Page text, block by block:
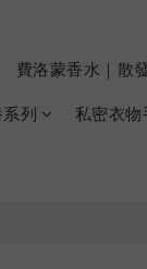
費洛蒙香水｜散
列
私密衣